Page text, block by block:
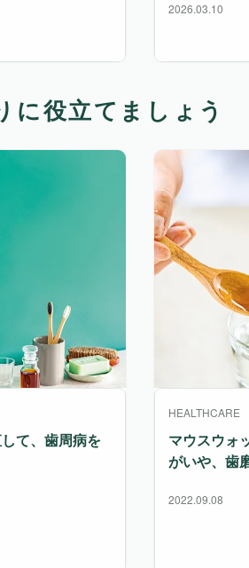
2026.03.10
に役立てましょう
て、歯周病を
HEALTHCARE
マウスウォ
がいや、歯
2022.09.08